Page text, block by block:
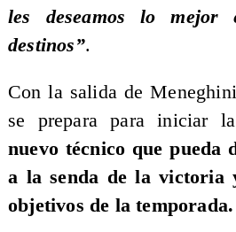
les deseamos lo mejor
destinos”.
Con la salida de
se prepara para iniciar
nuevo técnico que pueda
a la senda de la victoria
objetivos de la temporada.